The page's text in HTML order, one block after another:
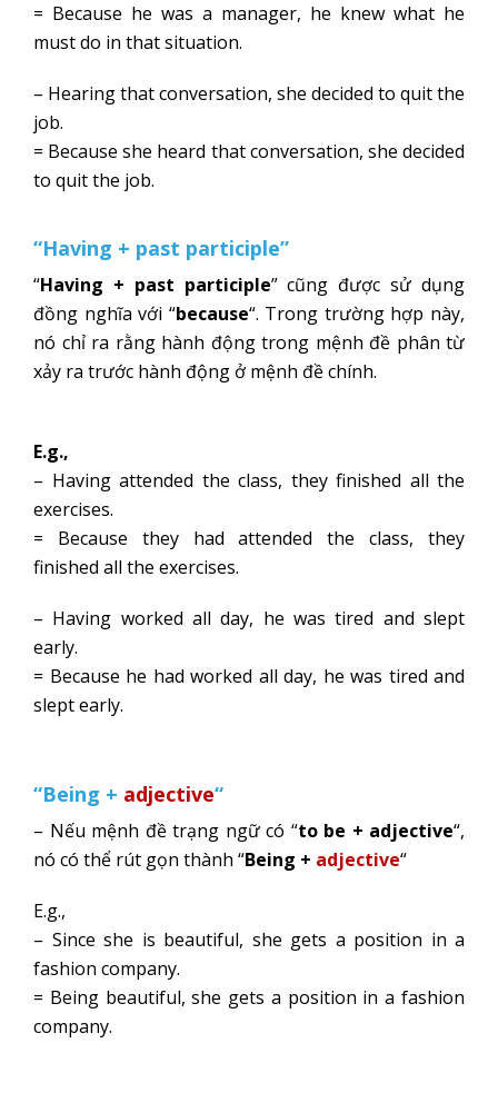
= Because he was a manager, he knew what he
must do in that situation.
– Hearing that conversation, she decided to quit the
job.
= Because she heard that conversation, she decided
to quit the job.
“Having + past participle”
“Having + past participle” cũng được sử dụng
đồng nghĩa với “because“. Trong trường hợp này,
nó chỉ ra rằng hành động trong mệnh đề phân từ
xảy ra trước hành động ở mệnh đề chính.
E.g.,
– Having attended the class, they finished all the
exercises.
= Because they had attended the class, they
finished all the exercises.
– Having worked all day, he was tired and slept
early.
= Because he had worked all day, he was tired and
slept early.
“Being + adjective“
– Nếu mệnh đề trạng ngữ có “to be + adjective“,
nó có thể rút gọn thành “Being + adjective“
E.g.,
– Since she is beautiful, she gets a position in a
fashion company.
= Being beautiful, she gets a position in a fashion
company.